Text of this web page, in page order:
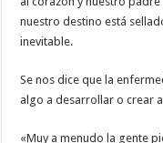
nuestro destino está
inevitable.
Se nos dice que la
algo a desarrollar o crear
«Muy a menudo la gente